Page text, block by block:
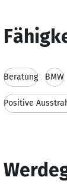
Beratung BMW
Positive